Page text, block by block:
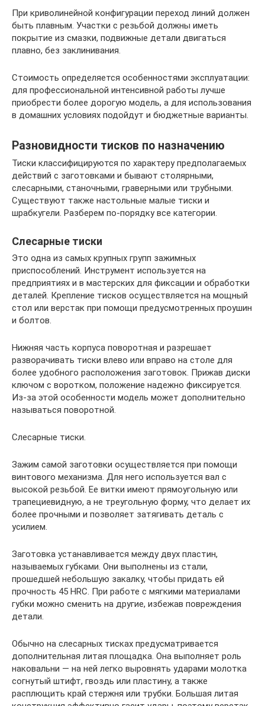
При криволинейной конфигурации переход линий должен
быть плавным. Участки с резьбой должны иметь
покрытие из смазки, подвижные детали двигаться
плавно, без заклинивания.
Стоимость определяется особенностями эксплуатации:
для профессиональной интенсивной работы лучше
приобрести более дорогую модель, а для использования
в домашних условиях подойдут и бюджетные варианты.
Разновидности тисков по назначению
Тиски классифицируются по характеру предполагаемых
действий с заготовками и бывают столярными,
слесарными, станочными, граверными или трубными.
Существуют также настольные малые тиски и
шрабкугели. Разберем по-порядку все категории.
Слесарные тиски
Это одна из самых крупных групп зажимных
приспособлений. Инструмент используется на
предприятиях и в мастерских для фиксации и обработки
деталей. Крепление тисков осуществляется на мощный
стол или верстак при помощи предусмотренных проушин
и болтов.
Нижняя часть корпуса поворотная и разрешает
разворачивать тиски влево или вправо на столе для
более удобного расположения заготовок. Прижав диски
ключом с воротком, положение надежно фиксируется.
Из-за этой особенности модель может дополнительно
называться поворотной.
Слесарные тиски.
Зажим самой заготовки осуществляется при помощи
винтового механизма. Для него используется вал с
высокой резьбой. Ее витки имеют прямоугольную или
трапециевидную, а не треугольную форму, что делает их
более прочными и позволяет затягивать деталь с
усилием.
Заготовка устанавливается между двух пластин,
называемых губками. Они выполнены из стали,
прошедшей небольшую закалку, чтобы придать ей
прочность 45 HRC. При работе с мягкими материалами
губки можно сменить на другие, избежав повреждения
детали.
Обычно на слесарных тисках предусматривается
дополнительная литая площадка. Она выполняет роль
наковальни — на ней легко выровнять ударами молотка
согнутый штифт, гвоздь или пластину, а также
расплющить край стержня или трубки. Большая литая